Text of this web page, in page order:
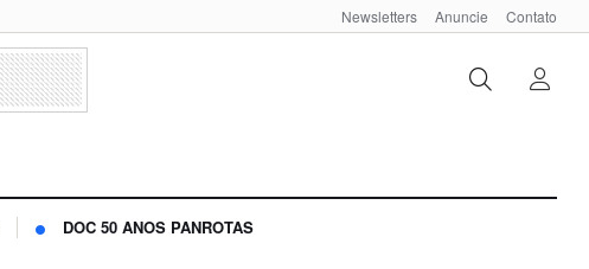
Newsletters Anuncie Contato
DOC 50 ANOS PANROTAS